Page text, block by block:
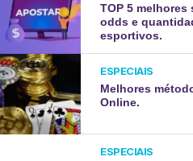
TOP 5
odds e
esportivos.
ESPECIAIS
Melhores
Online.
ESPECIAIS